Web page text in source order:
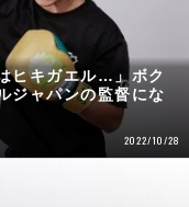
ヒキガエル…」ボク
ジャパンの監督にな
2022/10/28